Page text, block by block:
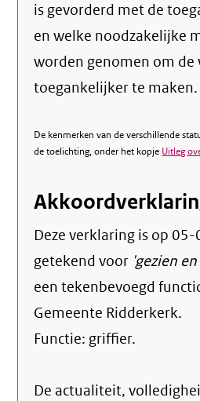
is gevorderd met de
en welke noodzakelijke
worden genomen om de
toegankelijker te maken.
De kenmerken van de verschillende
de toelichting, onder het kopje Uitleg
Deze verklaring is op 05-
getekend voor 'gezien
een tekenbevoegd
Gemeente Ridderkerk.
Functie: griffier.
De actualiteit,